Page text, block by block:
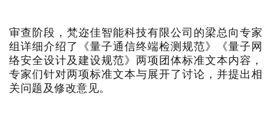
审查阶段，梵迩佳智能科技有限公司的梁总向专家
组详细介绍了《量子通信终端检测规范》《量子网
络安全设计及建设规范》两项团体标准文本内容，
专家们针对两项标准文本与展开了讨论，并提出相
关问题及修改意见。